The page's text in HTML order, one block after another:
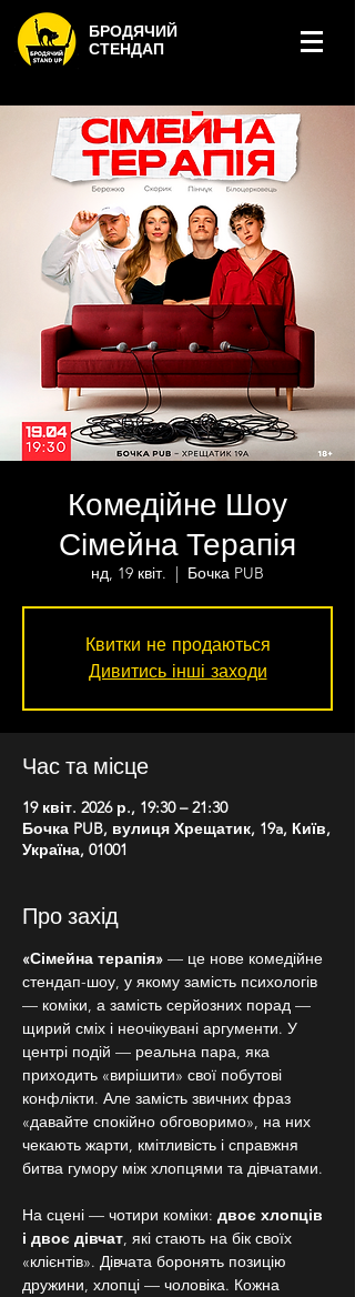
БРОДЯЧИЙ
СТЕНДАП
Комедійне Шоу
Сімейна Терапія
нд, 19 квіт.
  |
Бочка PUB
Квитки не продаються
Дивитись інші заходи
Час та місце
19 квіт. 2026 р., 19:30 – 21:30
Бочка PUB, вулиця Хрещатик, 19a, Київ,
Україна, 01001
Про захід
«Сімейна терапія» — це нове комедійне
стендап-шоу, у якому замість психологів
— коміки, а замість серйозних порад —
щирий сміх і неочікувані аргументи. У
центрі подій — реальна пара, яка
приходить «вирішити» свої побутові
конфлікти. Але замість звичних фраз
«давайте спокійно обговоримо», на них
чекають жарти, кмітливість і справжня
битва гумору між хлопцями та дівчатами.
На сцені — чотири коміки: двоє хлопців
і двоє дівчат, які стають на бік своїх
«клієнтів». Дівчата боронять позицію
дружини, хлопці — чоловіка. Кожна